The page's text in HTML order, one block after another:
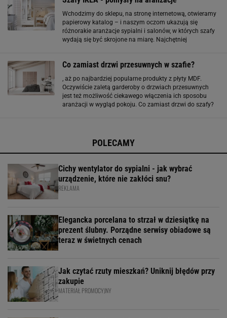
Wchodzimy do sklepu, na stronę internetową, otwieramy
papierowy katalog – i naszym oczom ukazują się
różnorakie aranżacje sypialni i salonów, w których szafy
wydają się być skrojone na miarę. Najchętniej
Co zamiast drzwi przesuwnych w szafie?
, aż po najbardziej popularne produkty z płyty MDF.
Oczywiście zaletą garderoby o drzwiach przesuwnych
jest też możliwość ciekawego włączenia ich sposobu
aranżacji w wygląd pokoju. Co zamiast drzwi do szafy?
POLECAMY
Cichy wentylator do sypialni - jak wybrać
urządzenie, które nie zakłóci snu?
REKLAMA
Elegancka porcelana to strzał w dziesiątkę na
prezent ślubny. Porządne serwisy obiadowe są
teraz w świetnych cenach
Jak czytać rzuty mieszkań? Uniknij błędów przy
zakupie
MATERIAŁ PROMOCYJNY